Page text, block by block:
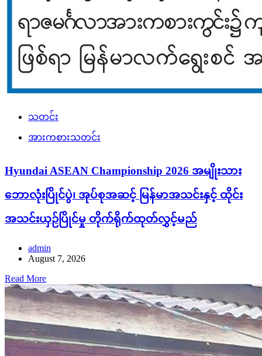
သတင်း
အားကစားသတင်း
Hyundai ASEAN Championship 2026 အမျိုးသား
ဘောလုံးပြိုင်ပွဲ၊ အုပ်စုအဆင့် မြန်မာအသင်းနှင့် ထိုင်း
အသင်းယှဉ်ပြိုင်မှု တိုက်ရိုက်ထုတ်လွှင့်မည်
admin
August 7, 2026
Read More